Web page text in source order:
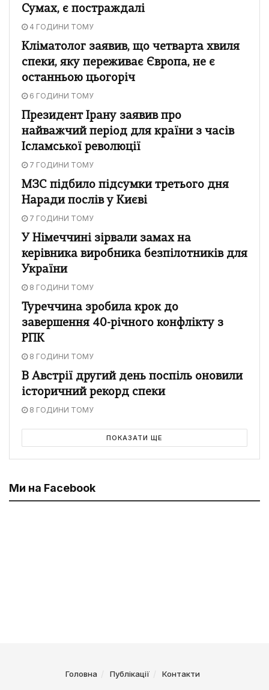
Сумах, є постраждалі
4 ГОДИНИ ТОМУ
Кліматолог заявив, що четварта хвиля
спеки, яку переживає Європа, не є
останньою цьогоріч
6 ГОДИНИ ТОМУ
Президент Ірану заявив про
найважчий період для країни з часів
Ісламської революції
7 ГОДИНИ ТОМУ
МЗС підбило підсумки третього дня
Наради послів у Києві
7 ГОДИНИ ТОМУ
У Німеччині зірвали замах на
керівника виробника безпілотників для
України
8 ГОДИНИ ТОМУ
Туреччина зробила крок до
завершення 40-річного конфлікту з
РПК
8 ГОДИНИ ТОМУ
В Австрії другий день поспіль оновили
історичний рекорд спеки
8 ГОДИНИ ТОМУ
ПОКАЗАТИ ЩЕ
Ми на Facebook
Головна Публікації Контакти